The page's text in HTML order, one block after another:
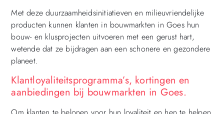
Met deze duurzaamheidsinitiatieven en milieuvriendelijke
producten kunnen klanten in bouwmarkten in Goes hun
bouw- en klusprojecten uitvoeren met een gerust hart,
wetende dat ze bijdragen aan een schonere en gezondere
planeet.
Klantloyaliteitsprogramma’s, kortingen en
aanbiedingen bij bouwmarkten in Goes.